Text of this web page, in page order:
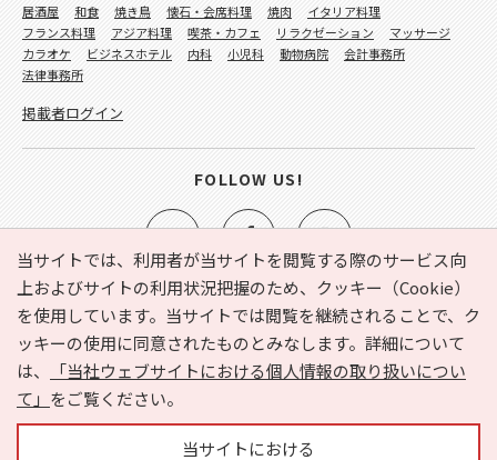
当サイトでは、利用者が当サイトを閲覧する際のサービス向
上およびサイトの利用状況把握のため、クッキー（Cookie）
を使用しています。当サイトでは閲覧を継続されることで、ク
ッキーの使用に同意されたものとみなします。詳細について
は、
「当社ウェブサイトにおける個人情報の取り扱いについ
て」 をご覧ください。
当サイトにおける
e-NAVITA（イーナビタ）とは？ お気に入り
ヘルプ
利用規約
個人情報の取り扱いについて
運営会社
サイトマップ
広告掲載に関するお問い合わせ
居酒屋 和食 焼き鳥 懐石・会席料理 焼肉
イタリア料理
フランス料理
アジア料理 喫茶・カフェ リラクゼーション
マッサージ
カラオケ
ビジネスホテル 内科 小児科 動物病院
会計事務所
法律事務所
掲載者ログイン
FOLLOW US!